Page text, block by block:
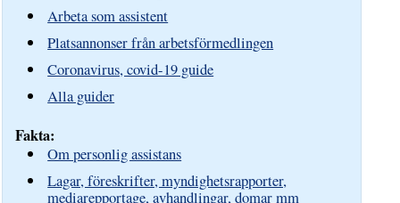
Arbeta som assistent
Platsannonser från arbetsförmedlingen
Coronavirus, covid-19 guide
Alla guider
Fakta:
Om personlig assistans
Lagar, föreskrifter, myndighetsrapporter,
mediarepportage, avhandlingar, domar mm